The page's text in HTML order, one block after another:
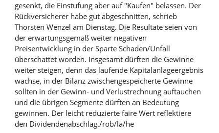
gesenkt, die Einstufung aber auf "Kaufen" belassen. Der
Rückversicherer habe gut abgeschnitten, schrieb
Thorsten Wenzel am Dienstag. Die Resultate seien von
der erwartungsgemäß weiter negativen
Preisentwicklung in der Sparte Schaden/Unfall
überschattet worden. Insgesamt dürften die Gewinne
weiter steigen, denn das laufende Kapitalanlageergebnis
wachse, in der Bilanz zwischengespeicherte Gewinne
sollten in der Gewinn- und Verlustrechnung auftauchen
und die übrigen Segmente dürften an Bedeutung
gewinnen. Der leicht reduzierte faire Wert reflektiere
den Dividendenabschlag./rob/la/he